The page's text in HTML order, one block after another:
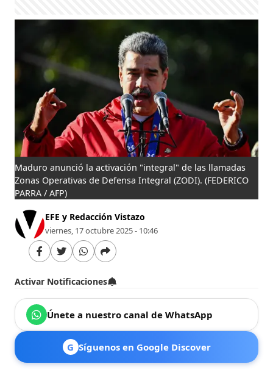
Maduro anunció la activación "integral" de las llamadas
Zonas Operativas de Defensa Integral (ZODI). (FEDERICO
PARRA / AFP)
EFE y Redacción Vistazo
viernes, 17 octubre 2025 - 10:46
Activar Notificaciones
Únete a nuestro canal de WhatsApp
G Síguenos en Google Discover